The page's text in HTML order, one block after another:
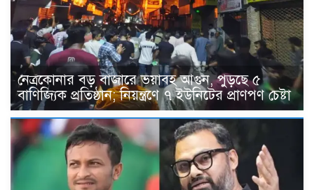
নেত্রকোনার বড় বাজারে ভয়াবহ আগুন, পুড়ছে ৫
বাণিজ্যিক প্রতিষ্ঠান; নিয়ন্ত্রণে ৭ ইউনিটের প্রাণপণ চেষ্টা